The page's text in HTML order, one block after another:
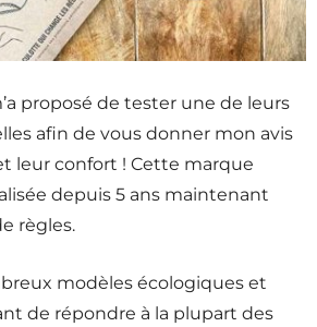
proposé de tester une de leurs
afin de vous donner mon avis
leur confort ! Cette marque
depuis 5 ans maintenant
règles.
modèles écologiques et
de répondre à la plupart des